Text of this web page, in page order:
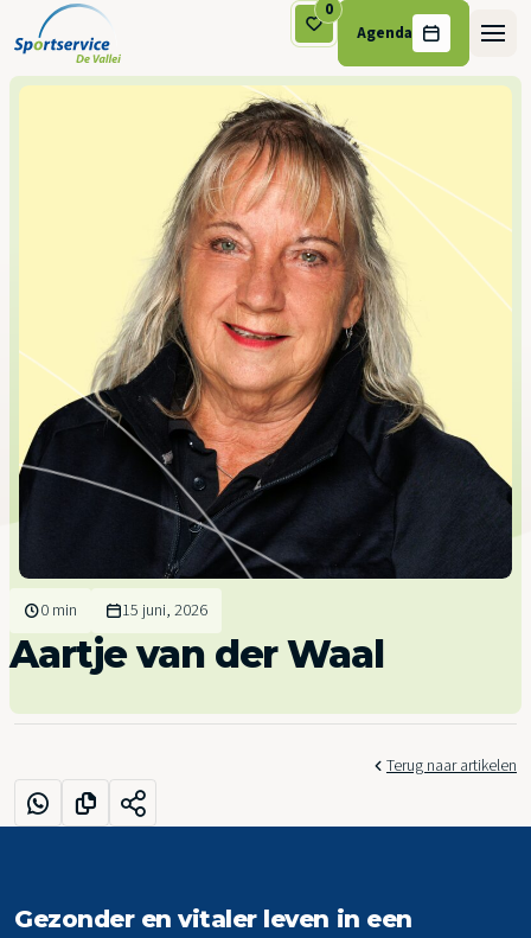
Ga naar de inhoud
0
Agenda
0 min 15 juni, 2026
Aartje van der Waal
Terug naar artikelen
Gezonder en vitaler leven in een